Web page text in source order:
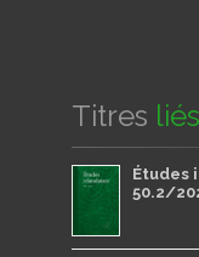
Titres liés
Études
50.2/